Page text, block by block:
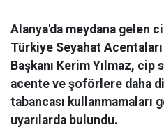
Alanya'da meydana gelen
Türkiye Seyahat
Başkanı Kerim Yılmaz, cip
acente ve şoförlere daha
tabancası kullanmamaları
uyarılarda bulundu.